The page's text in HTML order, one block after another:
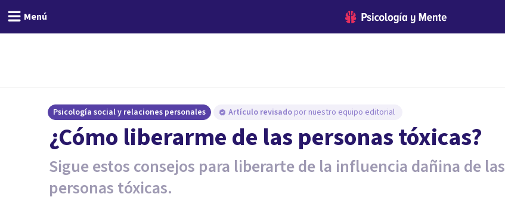
Menú
Psicología social y relaciones personales Artículo revisado por nuestro equipo editorial
¿Cómo liberarme de las personas tóxicas?
Sigue estos consejos para liberarte de la influencia dañina de las
personas tóxicas.